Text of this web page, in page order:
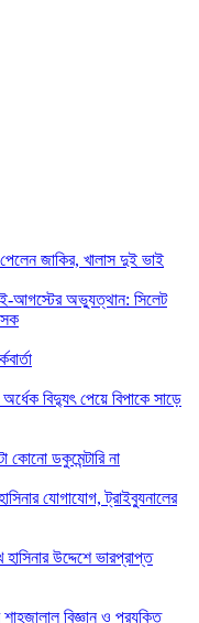
জাকির, খালাস দুই ভাই
আগস্টের অভ্যুত্থান: সিলেট
বিদ্যুৎ পেয়ে বিপাকে সাড়ে
কোনো ডকুমেন্টারি না
যোগাযোগ, ট্রাইব্যুনালের
উদ্দেশে ভারপ্রাপ্ত
বিজ্ঞান ও প্রযুক্তি